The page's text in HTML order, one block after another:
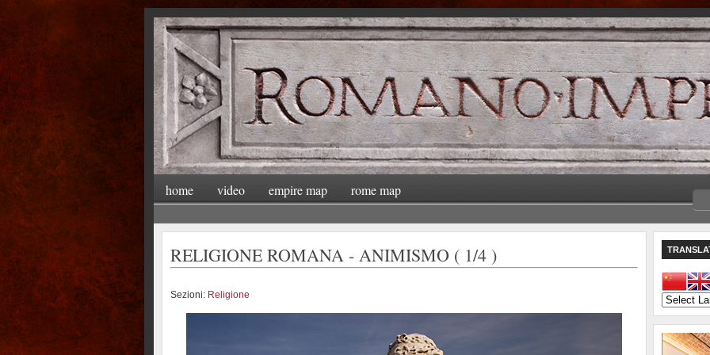
home video empire map rome map
RELIGIONE ROMANA - ANIMISMO ( 1/4 )
Sezioni: Religione